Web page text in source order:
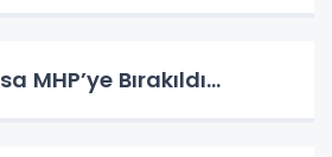
MHP’ye Bırakıldı…